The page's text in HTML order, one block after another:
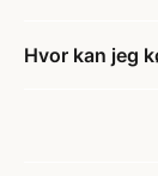
Hvor kan jeg